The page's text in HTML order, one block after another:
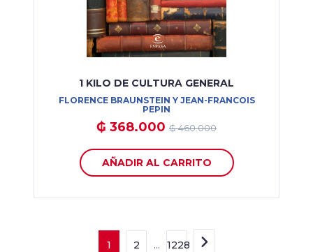
1 KILO DE CULTURA GENERAL
FLORENCE BRAUNSTEIN Y JEAN-FRANCOIS
PEPIN
₲ 368.000 ₲ 460.000
AÑADIR AL CARRITO
1 2 ... 1228